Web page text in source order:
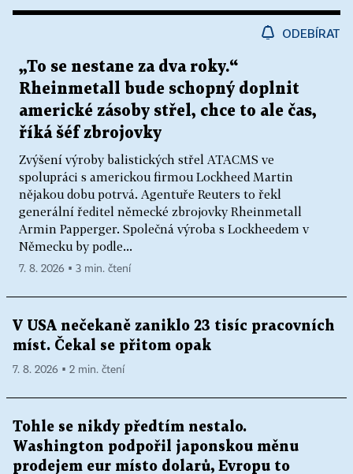
ODEBÍRAT
„To se nestane za dva roky.“
Rheinmetall bude schopný doplnit
americké zásoby střel, chce to ale čas,
říká šéf zbrojovky
Zvýšení výroby balistických střel ATACMS ve
spolupráci s americkou firmou Lockheed Martin
nějakou dobu potrvá. Agentuře Reuters to řekl
generální ředitel německé zbrojovky Rheinmetall
Armin Papperger. Společná výroba s Lockheedem v
Německu by podle...
7. 8. 2026 ▪ 3 min. čtení
V USA nečekaně zaniklo 23 tisíc pracovních
míst. Čekal se přitom opak
7. 8. 2026 ▪ 2 min. čtení
Tohle se nikdy předtím nestalo.
Washington podpořil japonskou měnu
prodejem eur místo dolarů, Evropu to